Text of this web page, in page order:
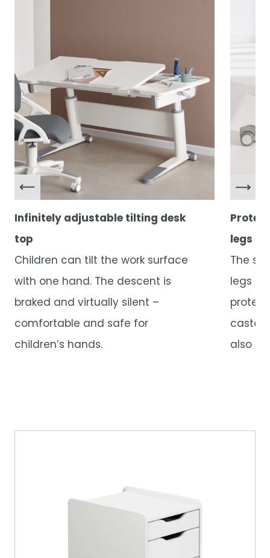
Infinitely adjustable tilting desk
top
Children can tilt the work surface
with one hand. The descent is
braked and virtually silent –
comfortable and safe for
children’s hands.
legs
The
legs of
also